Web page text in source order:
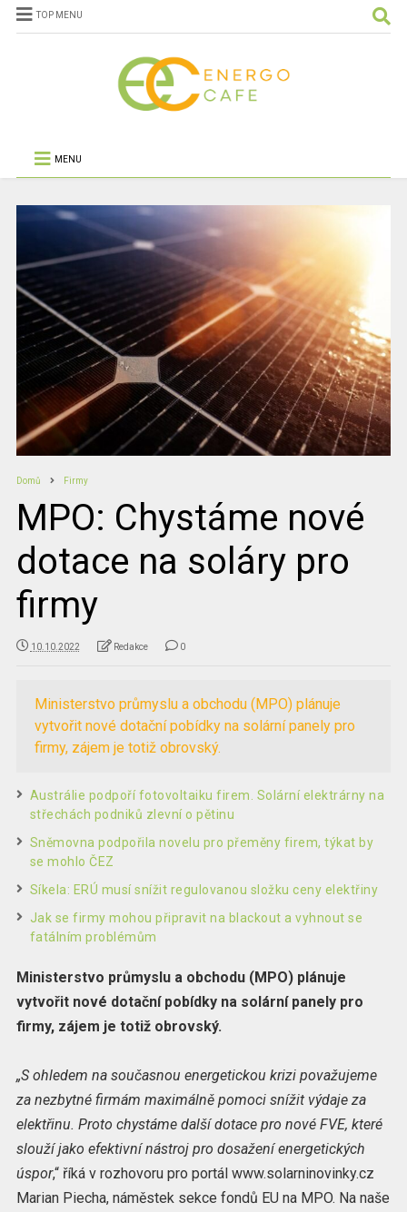
TOP MENU
MENU
Domů Firmy
MPO: Chystáme nové
dotace na soláry pro
firmy
10.10.2022 Redakce 0
Ministerstvo průmyslu a obchodu (MPO) plánuje
vytvořit nové dotační pobídky na solární panely pro
firmy, zájem je totiž obrovský.
Austrálie podpoří fotovoltaiku firem. Solární elektrárny na
střechách podniků zlevní o pětinu
Sněmovna podpořila novelu pro přeměny firem, týkat by
se mohlo ČEZ
Síkela: ERÚ musí snížit regulovanou složku ceny elektřiny
Jak se firmy mohou připravit na blackout a vyhnout se
fatálním problémům
Ministerstvo průmyslu a obchodu (MPO) plánuje
vytvořit nové dotační pobídky na solární panely pro
firmy, zájem je totiž obrovský.
„S ohledem na současnou energetickou krizi považujeme
za nezbytné firmám maximálně pomoci snížit výdaje za
elektřinu. Proto chystáme další dotace pro nové FVE, které
slouží jako efektivní nástroj pro dosažení energetických
úspor,“ říká v rozhovoru pro portál www.solarninovinky.cz
Marian Piecha, náměstek sekce fondů EU na MPO. Na naše